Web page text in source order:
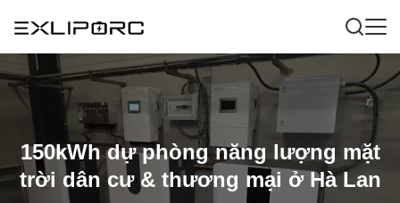
150kWh dự phòng năng lượng mặt
trời dân cư & thương mại ở Hà Lan